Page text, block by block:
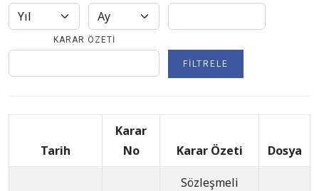
KARAR ÖZETI
FILTRELE
Tarih
Karar
No
Karar Özeti Dosya
Sözleşmeli